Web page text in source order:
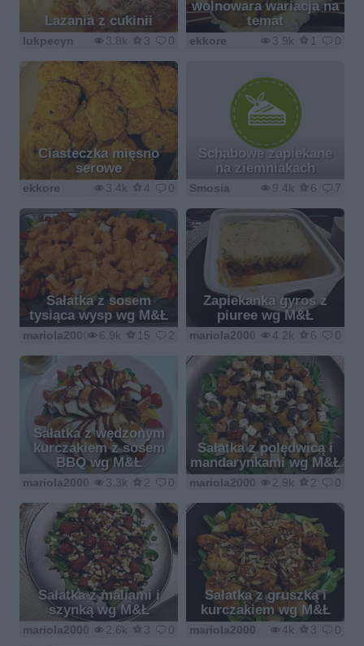
Lazania z cukinii
3.8k 3 0
lukpecyn
wolnowara wariacja na
temat
3.9k 1 0
ekkore
Ciasteczka mięsno
serowe
3.4k 4 0
ekkore
Schabowe zapiekane
na ziemniakach
9.4k 6 7
Smosia
Sałatka z sosem
tysiąca wysp wg M&Ł
6.9k 15 2
mariola2000
Zapiekanka gyros z
piuree wg M&Ł
4.2k 6 0
mariola2000
Sałatka z wędzonym
kurczakiem z sosem
BBQ wg M&Ł
3.3k 2 0
mariola2000
Sałatka z polędwicą i
mandarynkami wg M&Ł
2.9k 2 0
mariola2000
Sałatka z maliami i
szynką wg M&Ł
2.6k 3 0
mariola2000
Sałatka z gruszką i
kurczakiem wg M&Ł
4k 3 0
mariola2000